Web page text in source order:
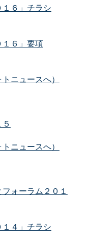
１６」チラシ
１６」要項
ニュースへ）
ニュースへ）
ォーラム２０１
１４」チラシ